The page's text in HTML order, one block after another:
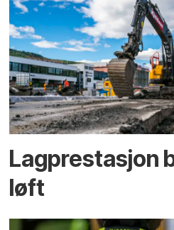
Lagprestasjon
løft